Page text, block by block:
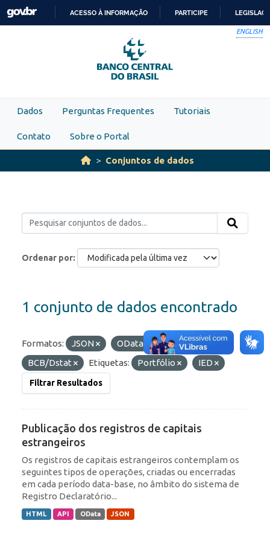
Skip to main content
PARA
O
CONTEÚDO
ACESSO À INFORMAÇÃO PARTICIPE
ENGLISH
Dados Perguntas Frequentes Tutoriais
Contato Sobre o Portal
Conjuntos de dados
Ordenar por
1 conjunto de dados encontrado
Formatos: JSON OData
Organizações:
BCB/Dstat
Etiquetas: Portfólio IED
Filtrar Resultados
Publicação dos registros de capitais
estrangeiros
Os registros de capitais estrangeiros contemplam os
seguintes tipos de operações, criadas ou encerradas
em cada período data-base, no âmbito do sistema de
Registro Declaratório...
HTML API OData JSON